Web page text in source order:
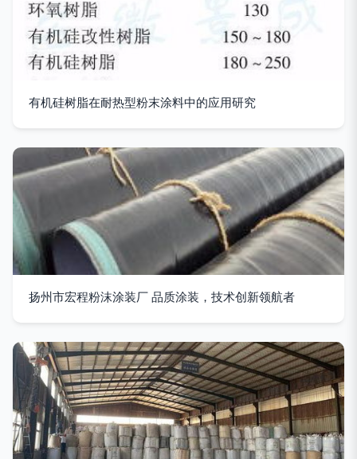
有机硅树脂在耐热型粉末涂料中的应用研究
扬州市宏程粉沫涂装厂 品质涂装，技术创新领航者